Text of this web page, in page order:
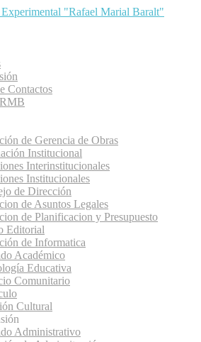
Contactos
de Gerencia de Obras
Institucional
Interinstitucionales
Institucionales
de Dirección
de Asuntos Legales
de Planificacion y Presupuesto
Editorial
de Informatica
Académico
Educativa
Comunitario
Cultural
Administrativo